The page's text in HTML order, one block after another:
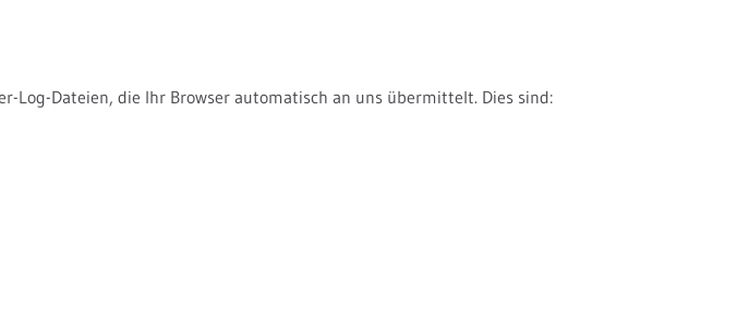
Log-Dateien, die Ihr Browser automatisch an uns übermittelt. Dies sind: